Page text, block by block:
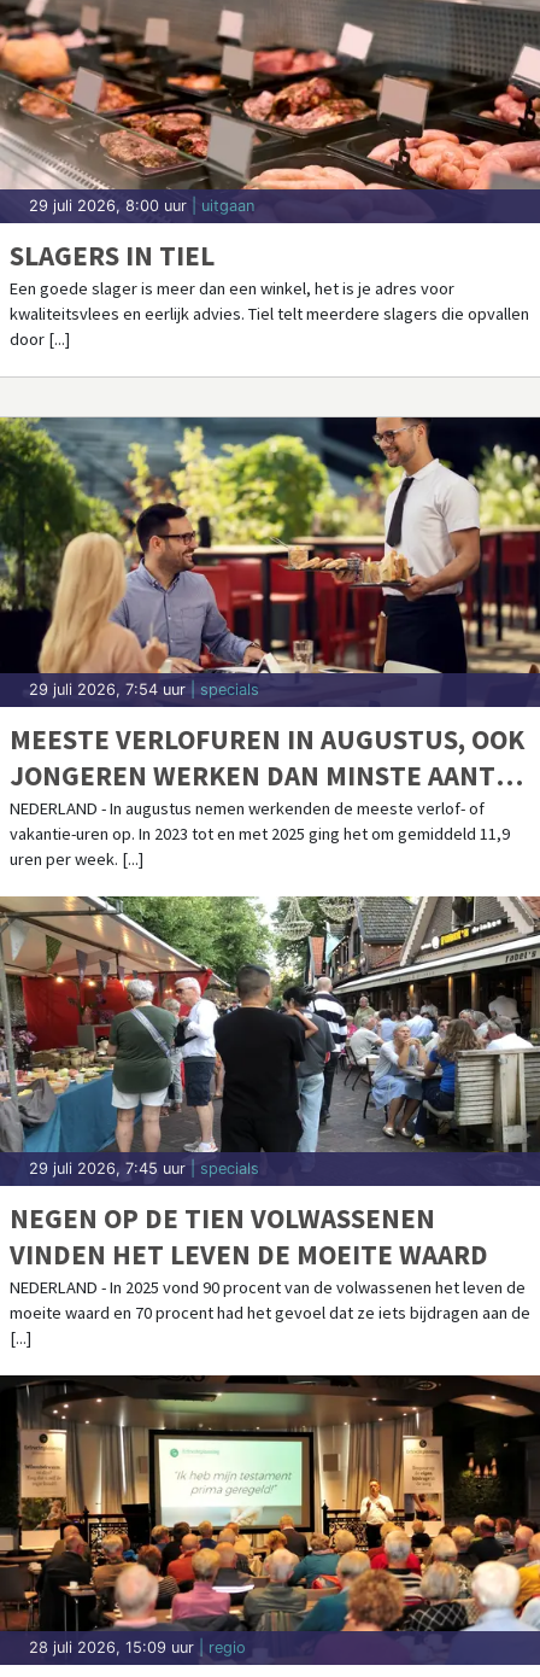
29 juli 2026, 8:00 uur | uitgaan
SLAGERS IN TIEL
Een goede slager is meer dan een winkel, het is je adres voor
kwaliteitsvlees en eerlijk advies. Tiel telt meerdere slagers die opvallen
door [...]
29 juli 2026, 7:54 uur | specials
MEESTE VERLOFUREN IN AUGUSTUS, OOK
JONGEREN WERKEN DAN MINSTE AANTAL
UREN
NEDERLAND - In augustus nemen werkenden de meeste verlof- of
vakantie-uren op. In 2023 tot en met 2025 ging het om gemiddeld 11,9
uren per week. [...]
29 juli 2026, 7:45 uur | specials
NEGEN OP DE TIEN VOLWASSENEN
VINDEN HET LEVEN DE MOEITE WAARD
NEDERLAND - In 2025 vond 90 procent van de volwassenen het leven de
moeite waard en 70 procent had het gevoel dat ze iets bijdragen aan de
[...]
28 juli 2026, 15:09 uur | regio